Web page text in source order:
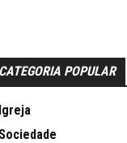
POPULAR